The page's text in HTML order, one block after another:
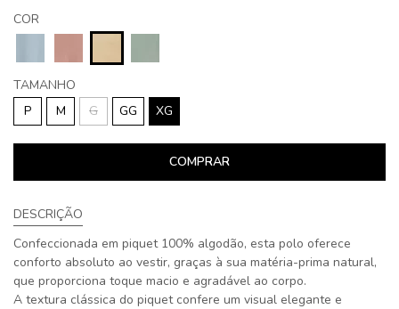
COR
TAMANHO
P
M G GG XG
COMPRAR
DESCRIÇÃO
Confeccionada em piquet 100% algodão, esta polo oferece
conforto absoluto ao vestir, graças à sua matéria-prima natural,
que proporciona toque macio e agradável ao corpo.
A textura clássica do piquet confere um visual elegante e